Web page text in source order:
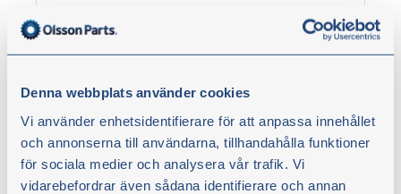
Denna webbplats använder cookies
Vi använder enhetsidentifierare för att anpassa innehållet
och annonserna till användarna, tillhandahålla funktioner
för sociala medier och analysera vår trafik. Vi
vidarebefordrar även sådana identifierare och annan